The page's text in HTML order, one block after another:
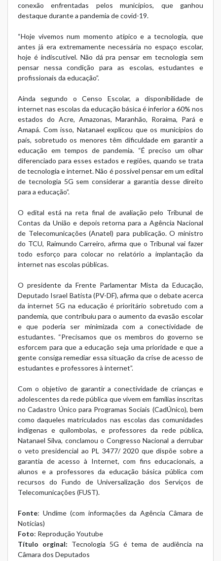
conexão enfrentadas pelos municípios, que ganhou
destaque durante a pandemia de covid-19.
“Hoje vivemos num momento atípico e a tecnologia, que
antes já era extremamente necessária no espaço escolar,
hoje é indiscutível. Não dá pra pensar em tecnologia sem
pensar nessa condição para as escolas, estudantes e
profissionais da educação”.
Ainda segundo o Censo Escolar, a disponibilidade de
internet nas escolas da educação básica é inferior a 60% nos
estados do Acre, Amazonas, Maranhão, Roraima, Pará e
Amapá. Com isso, Natanael explicou que os municípios do
país, sobretudo os menores têm dificuldade em garantir a
educação em tempos de pandemia. “É preciso um olhar
diferenciado para esses estados e regiões, quando se trata
de tecnologia e internet. Não é possível pensar em um edital
de tecnologia 5G sem considerar a garantia desse direito
para a educação”.
O edital está na reta final de avaliação pelo Tribunal de
Contas da União e depois retorna para a Agência Nacional
de Telecomunicações (Anatel) para publicação. O ministro
do TCU, Raimundo Carreiro, afirma que o Tribunal vai fazer
todo esforço para colocar no relatório a implantação da
internet nas escolas públicas.
O presidente da Frente Parlamentar Mista da Educação,
Deputado Israel Batista (PV-DF), afirma que o debate acerca
da internet 5G na educação é prioritário sobretudo com a
pandemia, que contribuiu para o aumento da evasão escolar
e que poderia ser minimizada com a conectividade de
estudantes. “Precisamos que os membros do governo se
esforcem para que a educação seja uma prioridade e que a
gente consiga remediar essa situação da crise de acesso de
estudantes e professores à internet”.
Com o objetivo de garantir a conectividade de crianças e
adolescentes da rede pública que vivem em famílias inscritas
no Cadastro Único para Programas Sociais (CadÚnico), bem
como daqueles matriculados nas escolas das comunidades
indígenas e quilombolas, e professores da rede pública,
Natanael Silva, conclamou o Congresso Nacional a derrubar
o veto presidencial ao PL 3477/ 2020 que dispõe sobre a
garantia de acesso à Internet, com fins educacionais, a
alunos e a professores da educação básica pública com
recursos do Fundo de Universalização dos Serviços de
Telecomunicações (FUST).
Fonte: Undime (com informações da Agência Câmara de
Notícias)
Foto: Reprodução Youtube
Título orginal: Tecnologia 5G é tema de audiência na
Câmara dos Deputados